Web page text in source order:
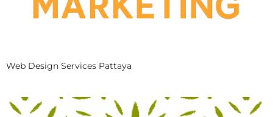
Web Design Services Pattaya